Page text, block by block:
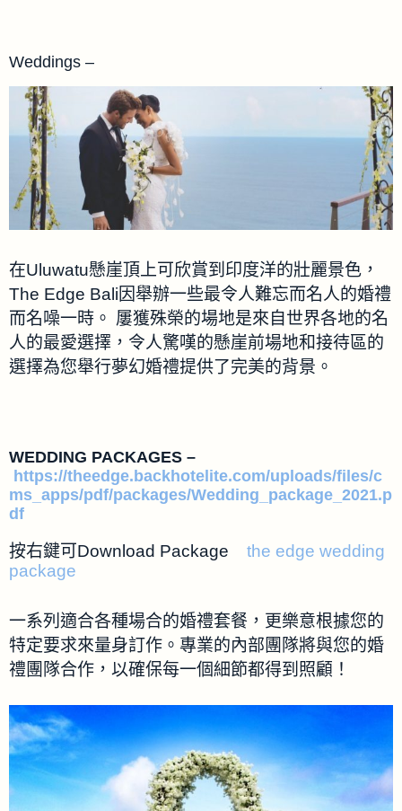
Weddings –
在Uluwatu懸崖頂上可欣賞到印度洋的壯麗景色，
The Edge Bali因舉辦一些最令人難忘而名人的婚禮
而名噪一時。 屢獲殊榮的場地是來自世界各地的名
人的最愛選擇，令人驚嘆的懸崖前場地和接待區的
選擇為您舉行夢幻婚禮提供了完美的背景。
WEDDING PACKAGES –
https://theedge.backhotelite.com/uploads/files/c
ms_apps/pdf/packages/Wedding_package_2021.p
df
按右鍵可Download Package the edge wedding
package
一系列適合各種場合的婚禮套餐，更樂意根據您的
特定要求來量身訂作。專業的內部團隊將與您的婚
禮團隊合作，以確保每一個細節都得到照顧！